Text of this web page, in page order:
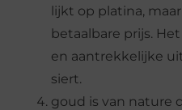
lijkt op platina,
betaalbare prijs.
en aantrekkelijke
siert.
goud is van nature